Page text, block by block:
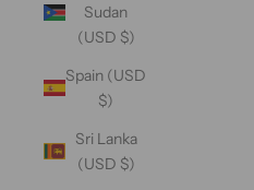
Sudan
(USD $)
Spain (USD
$)
Sri Lanka
(USD $)